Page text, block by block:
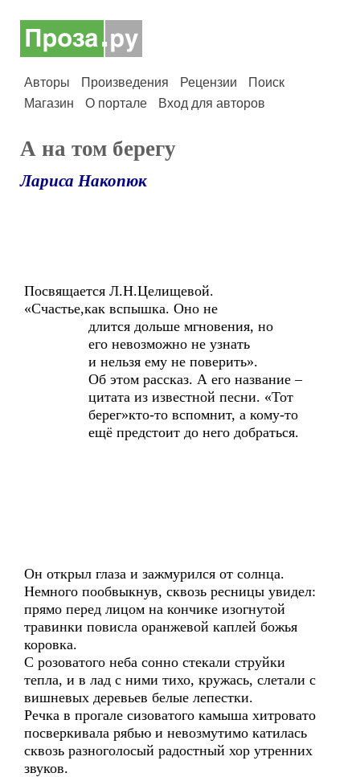
Авторы Произведения Рецензии
Поиск
Магазин
О портале Вход для авторов
А на том берегу
Лариса Накопюк
Посвящается Л.Н.Целищевой.
«Счастье,как вспышка. Оно не
длится дольше мгновения, но
его невозможно не узнать
и нельзя ему не поверить».
Об этом рассказ. А его название –
цитата из известной песни. «Тот
берег»кто-то вспомнит, а кому-то
ещё предстоит до него добраться.
Он открыл глаза и зажмурился от солнца.
Немного пообвыкнув, сквозь ресницы увидел:
прямо перед лицом на кончике изогнутой
травинки повисла оранжевой каплей божья
коровка.
С розоватого неба сонно стекали струйки
тепла, и в лад с ними тихо, кружась, слетали с
вишневых деревьев белые лепестки.
Речка в прогале сизоватого камыша хитровато
посверкивала рябью и невозмутимо катилась
сквозь разноголосый радостный хор утренних
звуков.